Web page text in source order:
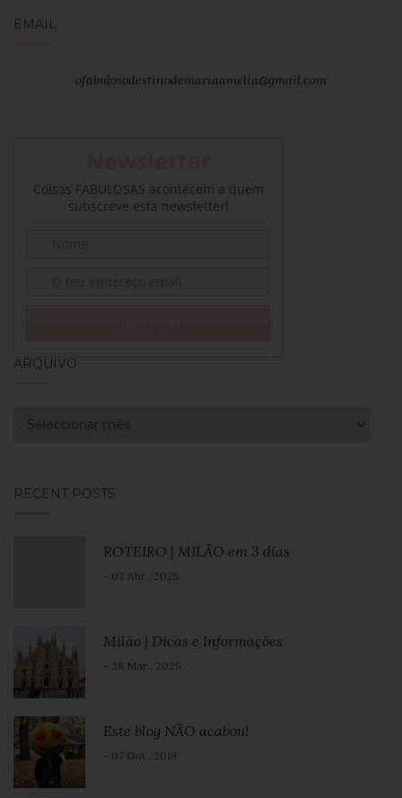
EMAIL
ofabulosodestinodemariaamelia@gmail.com
Coisas FABULOSAS acontecem a quem
subscreve esta newsletter!
ARQUIVO
RECENT POSTS
ROTEIRO | MILÃO em 3 dias
- 02 Abr , 2025
Milão | Dicas e Informações
- 28 Mar , 2025
Este blog NÃO acabou!
- 07 Out , 2019